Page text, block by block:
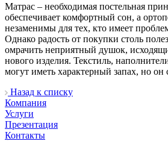
Матрас – необходимая постельная
обеспечивает комфортный сон, а
незаменимы для тех, кто имеет
Однако радость от покупки столь
омрачить неприятный душок,
нового изделия. Текстиль,
могут иметь характерный запах, но он
Назад к списку
Компания
Услуги
Презентация
Контакты